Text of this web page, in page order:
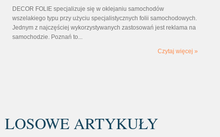
DECOR FOLIE specjalizuje się w oklejaniu samochodów
wszelakiego typu przy użyciu specjalistycznych folii samochodowych.
Jednym z najczęściej wykorzystywanych zastosowań jest reklama na
samochodzie. Poznań to...
Czytaj więcej »
LOSOWE ARTYKUŁY